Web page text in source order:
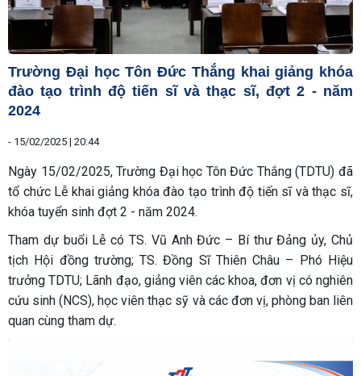
Trường Đại học Tôn Đức Thắng khai giảng khóa
đào tạo trình độ tiến sĩ và thạc sĩ, đợt 2 - năm
2024
- 15/02/2025 | 20:44
Ngày 15/02/2025, Trường Đại học Tôn Đức Thắng (TDTU) đã
tổ chức Lễ khai giảng khóa đào tạo trình độ tiến sĩ và thạc sĩ,
khóa tuyển sinh đợt 2 - năm 2024.
Tham dự buổi Lễ có TS. Vũ Anh Đức – Bí thư Đảng ủy, Chủ
tịch Hội đồng trường; TS. Đồng Sĩ Thiên Châu – Phó Hiệu
trưởng TDTU; Lãnh đạo, giảng viên các khoa, đơn vị có nghiên
cứu sinh (NCS), học viên thạc sỹ và các đơn vị, phòng ban liên
quan cùng tham dự.